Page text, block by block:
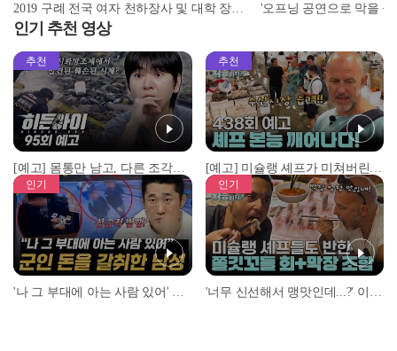
2019 구례 전국 여자 천하장사 및 대학 장사 씨름대회 -1일차
인기 추천 영상
추천
[예고] 몸통만 남고, 다른 조각은 어디에..? 시화호에서 드러난 충격적인 토막 살인사건!
추천
[예고] 미슐랭 셰프가 미쳐버린 이유! 본능이 깨어난 사건은?
인기 인기